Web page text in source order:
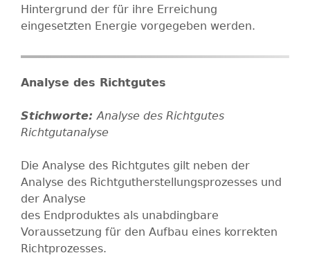
Hintergrund der für ihre Erreichung
eingesetzten Energie vorgegeben werden.
Analyse des Richtgutes
Analyse des Richtgutes
Richtgutanalyse
Die Analyse des Richtgutes gilt neben der
Analyse des Richtgutherstellungsprozesses und
der Analyse
des Endproduktes als unabdingbare
Voraussetzung für den Aufbau eines korrekten
Richtprozesses.